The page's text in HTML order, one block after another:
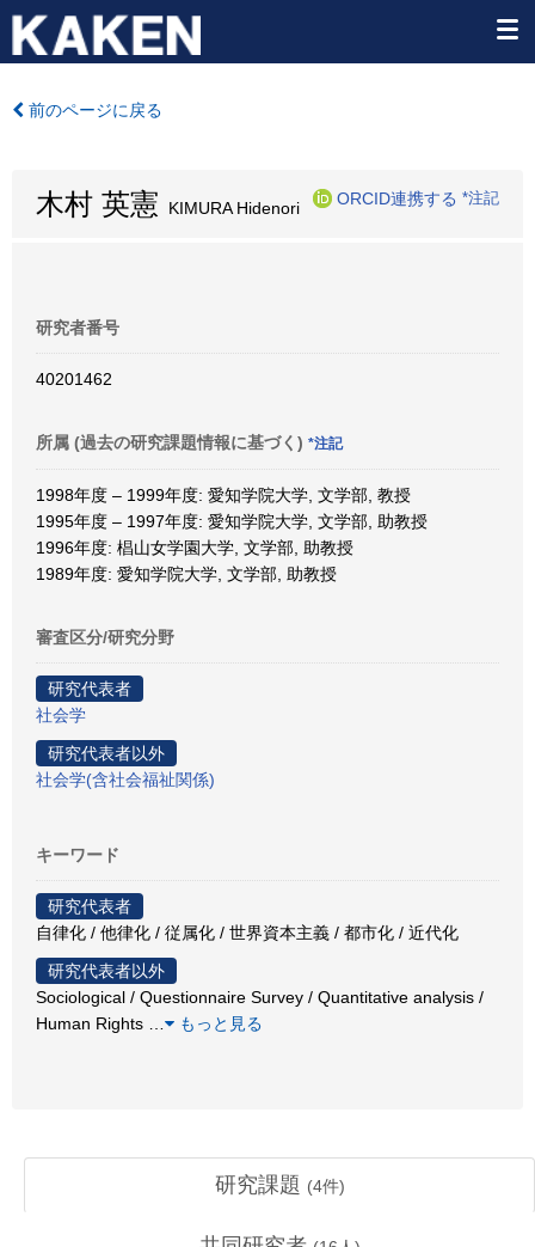
前のページに戻る
木村 英憲 KIMURA Hidenori
ORCID連携する *注記
研究者番号
40201462
所属 (過去の研究課題情報に基づく) *注記
1998年度 – 1999年度: 愛知学院大学, 文学部, 教授
1995年度 – 1997年度: 愛知学院大学, 文学部, 助教授
1996年度: 椙山女学園大学, 文学部, 助教授
1989年度: 愛知学院大学, 文学部, 助教授
審査区分/研究分野
研究代表者
社会学
研究代表者以外
社会学(含社会福祉関係)
キーワード
研究代表者
自律化 / 他律化 / 従属化 / 世界資本主義 / 都市化 / 近代化
研究代表者以外
Sociological / Questionnaire Survey / Quantitative analysis /
Human Rights
もっと見る
研究課題 (4件)